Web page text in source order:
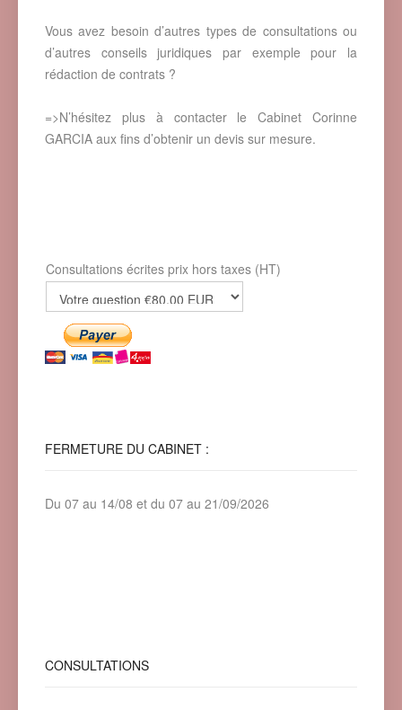
Vous avez besoin d’autres types de consultations ou
d’autres conseils juridiques par exemple pour la
rédaction de contrats ?
=>N’hésitez plus à contacter le Cabinet Corinne
GARCIA aux fins d’obtenir un devis sur mesure.
Consultations écrites prix hors taxes (HT)
FERMETURE DU CABINET :
Du 07 au 14/08 et du 07 au 21/09/2026
CONSULTATIONS